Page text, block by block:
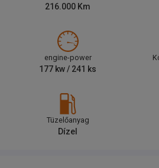
216.000 Km
engine-power
177 kw / 241 ks
Tüzelőanyag
Dízel